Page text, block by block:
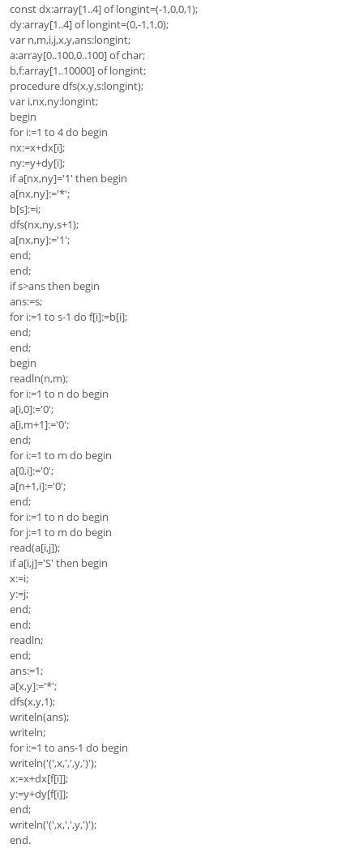
const dx:array[1..4] of longint=(-1,0,0,1);
dy:array[1..4] of longint=(0,-1,1,0);
var n,m,i,j,x,y,ans:longint;
a:array[0..100,0..100] of char;
b,f:array[1..10000] of longint;
procedure dfs(x,y,s:longint);
var i,nx,ny:longint;
begin
for i:=1 to 4 do begin
nx:=x+dx[i];
ny:=y+dy[i];
if a[nx,ny]='1' then begin
a[nx,ny]:='*';
b[s]:=i;
dfs(nx,ny,s+1);
a[nx,ny]:='1';
end;
end;
if s>ans then begin
ans:=s;
for i:=1 to s-1 do f[i]:=b[i];
end;
end;
begin
readln(n,m);
for i:=1 to n do begin
a[i,0]:='0';
a[i,m+1]:='0';
end;
for i:=1 to m do begin
a[0,i]:='0';
a[n+1,i]:='0';
end;
for i:=1 to n do begin
for j:=1 to m do begin
read(a[i,j]);
if a[i,j]='S' then begin
x:=i;
y:=j;
end;
end;
readln;
end;
ans:=1;
a[x,y]:='*';
dfs(x,y,1);
writeln(ans);
writeln;
for i:=1 to ans-1 do begin
writeln('(',x,',',y,')');
x:=x+dx[f[i]];
y:=y+dy[f[i]];
end;
writeln('(',x,',',y,')');
end.